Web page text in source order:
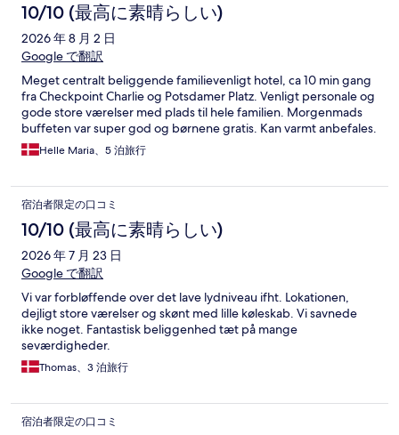
10/10 (最高に素晴らしい)
2026 年 8 月 2 日
Google で翻訳
Meget centralt beliggende familievenligt hotel, ca 10 min gang
fra Checkpoint Charlie og Potsdamer Platz. Venligt personale og
gode store værelser med plads til hele familien. Morgenmads
buffeten var super god og børnene gratis. Kan varmt anbefales.
Helle Maria、5 泊旅行
宿泊者限定の口コミ
10/10 (最高に素晴らしい)
2026 年 7 月 23 日
Google で翻訳
Vi var forbløffende over det lave lydniveau ifht. Lokationen,
dejligt store værelser og skønt med lille køleskab. Vi savnede
ikke noget. Fantastisk beliggenhed tæt på mange
seværdigheder.
Thomas、3 泊旅行
宿泊者限定の口コミ